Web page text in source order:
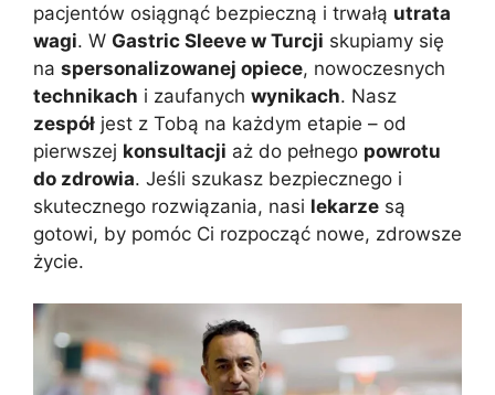
pacjentów osiągnąć bezpieczną i trwałą utrata
wagi. W Gastric Sleeve w Turcji skupiamy się
na spersonalizowanej opiece, nowoczesnych
technikach i zaufanych wynikach. Nasz
zespół jest z Tobą na każdym etapie – od
pierwszej konsultacji aż do pełnego powrotu
do zdrowia. Jeśli szukasz bezpiecznego i
skutecznego rozwiązania, nasi lekarze są
gotowi, by pomóc Ci rozpocząć nowe, zdrowsze
życie.